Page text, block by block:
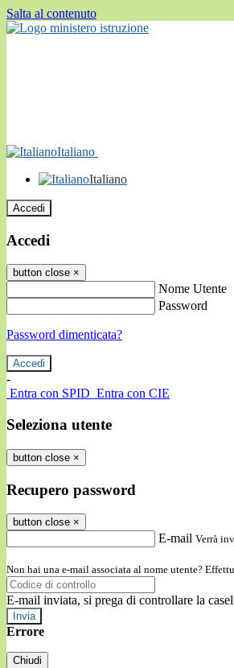
Salta al contenuto
Italiano
Italiano
Accedi
Accedi
button close ×
Nome Utente
Password
Password dimenticata?
-
Entra con SPID Entra con CIE
Seleziona utente
button close ×
Recupero password
button close ×
E-mail Verrà
Non hai una e-mail associata al nome utente?
E-mail inviata, si prega di controllare la
Errore
Chiudi